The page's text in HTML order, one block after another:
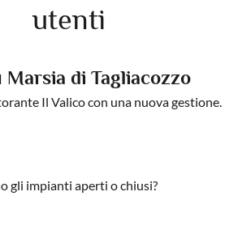
utenti
di Tagliacozzo
Il Valico con una nuova gestione.
gli impianti aperti o chiusi?